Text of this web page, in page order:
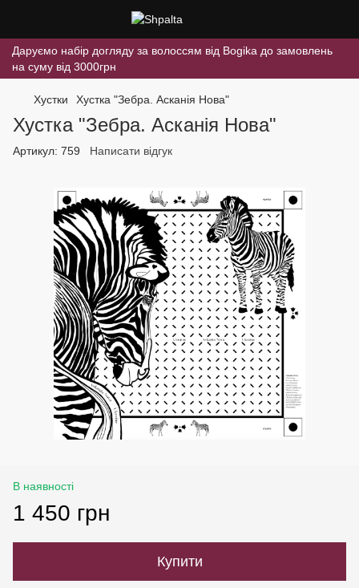
Даруємо набір догляду за волоссям від Bogika до замовлень
на суму від 3000грн
Хустки Хустка "Зебра. Асканія Нова"
Хустка "Зебра. Асканія Нова"
Артикул: 759 Написати відгук
В наявності
1 450 грн
Купити